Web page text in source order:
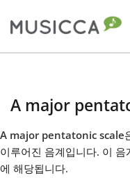
Български
Dansk
A major
A major pentatonic scale
이루어진 음계입니다. 이
에 해당됩니다.